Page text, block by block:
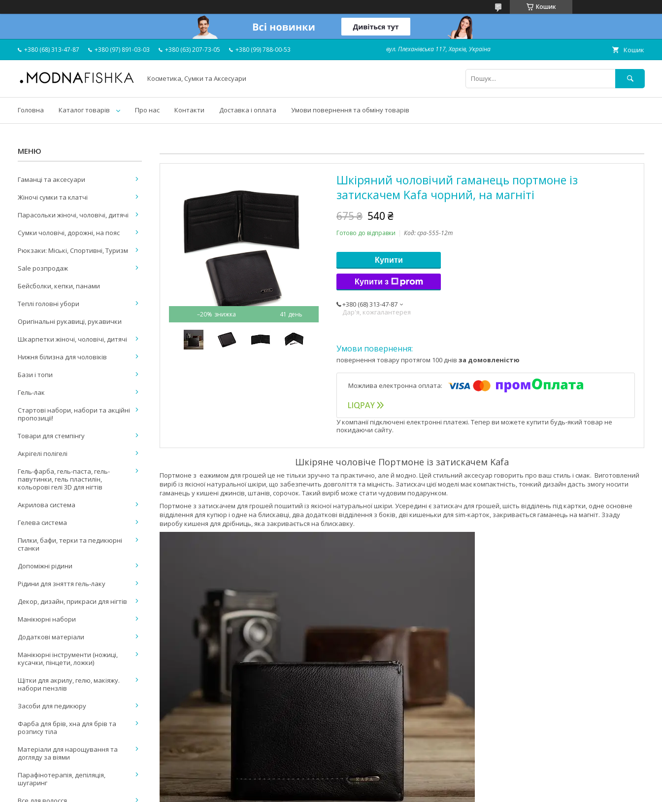
Кошик
+380 (68) 313-47-87 +380 (97) 891-03-03 +380 (63) 207-73-05 +380 (99) 788-00-53 вул. Плеханівська 117, Харків, Україна Кошик
Косметика, Сумки та Аксесуари
Головна Каталог товарів Про нас Контакти Доставка і оплата Умови повернення та обміну товарів
–20% 41 день
Шкіряний чоловічий гаманець портмоне із
затискачем Kafa чорний, на магніті
675 ₴ 540 ₴
Готово до відправки Код:cpa-555-12m
Купити
Купити з
+380 (68) 313-47-87
Дар'я, кожгалантерея
повернення товару протягом 100 днів за домовленістю
У компанії підключені електронні платежі. Тепер ви можете купити будь-який товар не
покидаючи сайту.
Шкіряне чоловіче Портмоне із затискачем Kafa
Портмоне з еажимом для грошей це не тільки зручно та практично, але й модно. Цей стильний аксесуар говорить про ваш стиль і смак. Виготовлений
виріб із якісної натуральної шкіри, що забезпечить довголіття та міцність. Затискач цієї моделі має компактність, тонкий дизайн дасть змогу носити
гаманець у кишені джинсів, штанів, сорочок. Такий виріб може стати чудовим подарунком.
Портмоне з затискачем для грошей пошитий із якісної натуральної шкіри. Усередині є затискач для грошей, шість відділень під картки, одне основне
відділення для купюр і одне на блискавці, два додаткові відділення з боків, дві кишеньки для sim-карток, закривається гаманець на магніт. Ззаду
виробу кишеня для дрібниць, яка закривається на блискавку.
Гаманці та аксесуари
Жіночі сумки та клатчі
Парасольки жіночі, чоловічі, дитячі
Сумки чоловічі, дорожні, на пояс
Рюкзаки: Міські, Спортивні, Туризм
Sale розпродаж
Бейсболки, кепки, панами
Теплі головні убори
Оригінальні рукавиці, рукавички
Шкарпетки жіночі, чоловічі, дитячі
Нижня білизна для чоловіків
Бази і топи
Гель-лак
Стартові набори, набори та акційні
пропозиції!
Товари для стемпінгу
Акрігелі полігелі
Гель-фарба, гель-паста, гель-
павутинки, гель пластилін,
кольорові гелі 3D для нігтів
Акрилова система
Гелева система
Пилки, бафи, терки та педикюрні
станки
Допоміжні рідини
Рідини для зняття гель-лаку
Декор, дизайн, прикраси для нігтів
Манікюрні набори
Додаткові матеріали
Манікюрні інструменти (ножиці,
кусачки, пінцети, ложки)
Щітки для акрилу, гелю, макіяжу.
набори пензлів
Засоби для педикюру
Фарба для брів, хна для брів та
розпису тіла
Матеріали для нарощування та
догляду за віями
Парафінотерапія, депіляція,
шугаринг